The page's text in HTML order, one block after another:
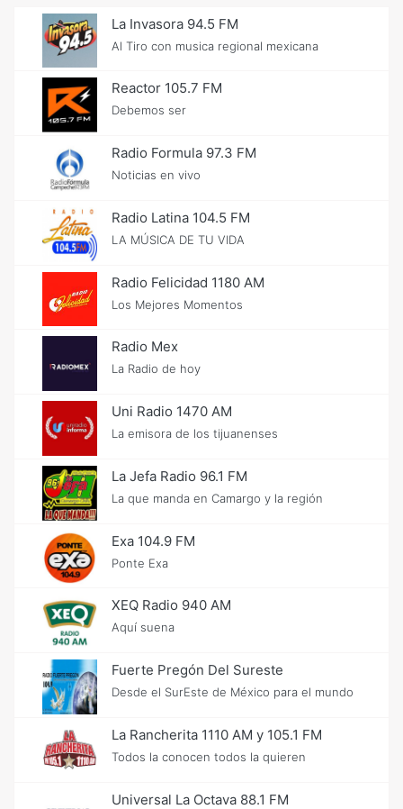
La Invasora 94.5 FM
Al Tiro con musica regional mexicana
Reactor 105.7 FM
Debemos ser
Radio Formula 97.3 FM
Noticias en vivo
Radio Latina 104.5 FM
LA MÚSICA DE TU VIDA
Radio Felicidad 1180 AM
Los Mejores Momentos
Radio Mex
La Radio de hoy
Uni Radio 1470 AM
La emisora de los tijuanenses
La Jefa Radio 96.1 FM
La que manda en Camargo y la región
Exa 104.9 FM
Ponte Exa
XEQ Radio 940 AM
Aquí suena
Fuerte Pregón Del Sureste
Desde el SurEste de México para el mundo
La Rancherita 1110 AM y 105.1 FM
Todos la conocen todos la quieren
Universal La Octava 88.1 FM